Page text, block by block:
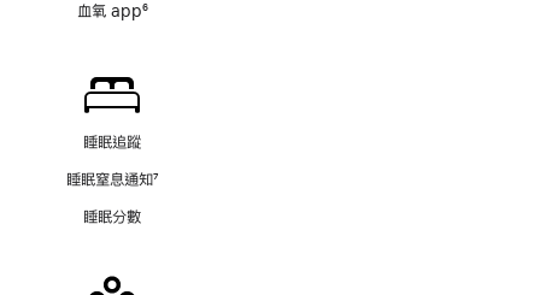
血氧 app6
睡眠追蹤
睡眠窒息通知7
睡眠分數